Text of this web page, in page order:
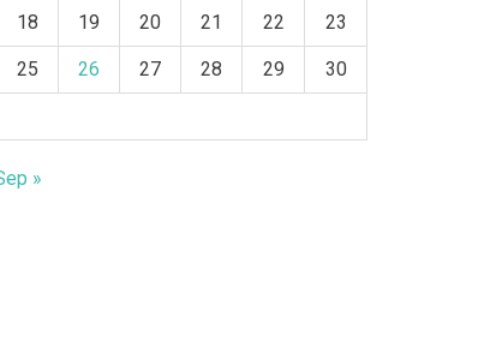
18 19 20 21 22 23
25 26 27 28 29 30
»